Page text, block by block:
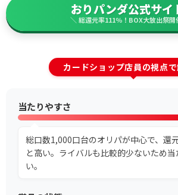
おりパンダ公式サイ
＼ 総還元率111％！BOX大放出祭開
カードショップ店員の視点で
当たりやすさ
総口数1,000口台のオリパが中心で、還
と高い。ライバルも比較的少ないため
い。